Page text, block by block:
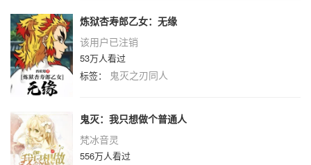
炼狱杏寿郎乙女：无缘
该用户已注销
53万人看过
标签：
鬼灭之刃同人
鬼灭：我只想做个普通人
梵冰音灵
556万人看过